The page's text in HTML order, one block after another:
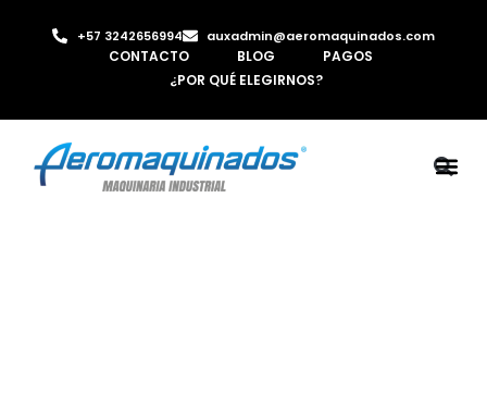
+57 3242656994 auxadmin@aeromaquinados.com
CONTACTO BLOG
PAGOS
¿POR QUÉ ELEGIRNOS?